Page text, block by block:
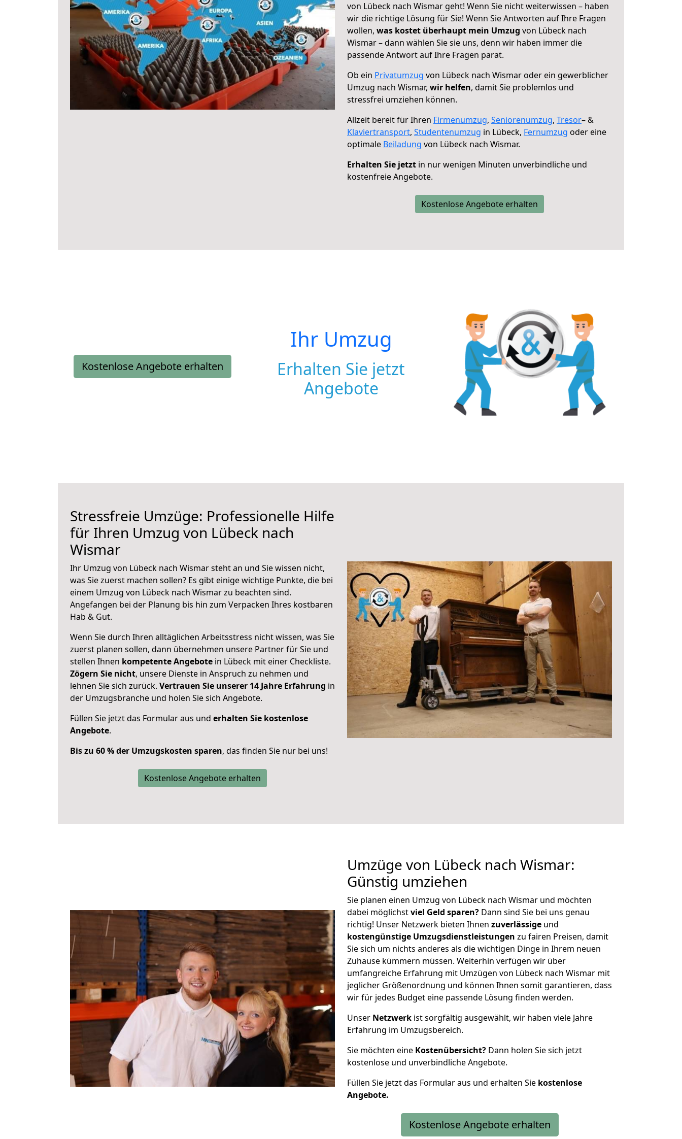
von Lübeck nach Wismar geht! Wenn Sie nicht weiterwissen – haben
wir die richtige Lösung für Sie! Wenn Sie Antworten auf Ihre Fragen
wollen, was kostet überhaupt mein Umzug von Lübeck nach
Wismar – dann wählen Sie sie uns, denn wir haben immer die
passende Antwort auf Ihre Fragen parat.
Ob ein Privatumzug von Lübeck nach Wismar oder ein gewerblicher
Umzug nach Wismar, wir helfen, damit Sie problemlos und
stressfrei umziehen können.
Allzeit bereit für Ihren Firmenumzug, Seniorenumzug, Tresor– &
Klaviertransport, Studentenumzug in Lübeck, Fernumzug oder eine
optimale Beiladung von Lübeck nach Wismar.
Erhalten Sie jetzt in nur wenigen Minuten unverbindliche und
kostenfreie Angebote.
Kostenlose Angebote erhalten
Kostenlose Angebote erhalten
Ihr Umzug
Erhalten Sie jetzt
Angebote
Stressfreie Umzüge: Professionelle Hilfe
für Ihren Umzug von Lübeck nach
Wismar
Ihr Umzug von Lübeck nach Wismar steht an und Sie wissen nicht,
was Sie zuerst machen sollen? Es gibt einige wichtige Punkte, die bei
einem Umzug von Lübeck nach Wismar zu beachten sind.
Angefangen bei der Planung bis hin zum Verpacken Ihres kostbaren
Hab & Gut.
Wenn Sie durch Ihren alltäglichen Arbeitsstress nicht wissen, was Sie
zuerst planen sollen, dann übernehmen unsere Partner für Sie und
stellen Ihnen kompetente Angebote in Lübeck mit einer Checkliste.
Zögern Sie nicht, unsere Dienste in Anspruch zu nehmen und
lehnen Sie sich zurück. Vertrauen Sie unserer 14 Jahre Erfahrung in
der Umzugsbranche und holen Sie sich Angebote.
Füllen Sie jetzt das Formular aus und erhalten Sie kostenlose
Angebote.
Bis zu 60 % der Umzugskosten sparen, das finden Sie nur bei uns!
Kostenlose Angebote erhalten
Umzüge von Lübeck nach Wismar:
Günstig umziehen
Sie planen einen Umzug von Lübeck nach Wismar und möchten
dabei möglichstviel Geld sparen? Dann sind Sie bei uns genau
richtig! Unser Netzwerk bieten Ihnen zuverlässige und
kostengünstige Umzugsdienstleistungen zu fairen Preisen, damit
Sie sich um nichts anderes als die wichtigen Dinge in Ihrem neuen
Zuhause kümmern müssen. Weiterhin verfügen wir über
umfangreiche Erfahrung mit Umzügen von Lübeck nach Wismar mit
jeglicher Größenordnung und können Ihnen somit garantieren, dass
wir für jedes Budget eine passende Lösung finden werden.
Unser Netzwerk ist sorgfältig ausgewählt, wir haben viele Jahre
Erfahrung im Umzugsbereich.
Sie möchten eine Kostenübersicht? Dann holen Sie sich jetzt
kostenlose und unverbindliche Angebote.
Füllen Sie jetzt das Formular aus und erhalten Sie kostenlose
Angebote.
Kostenlose Angebote erhalten